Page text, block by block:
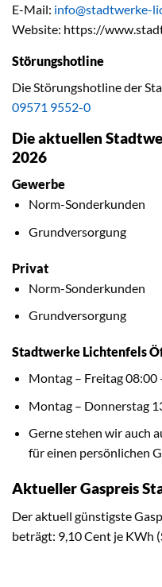
E-Mail: info@stadtwerke-
Website: https://
Störungshotline
Die Störungshotline der
09571 9552-0
Die aktuellen
2026
Gewerbe
Norm-Sonderkunden
Grundversorgung
Privat
Norm-Sonderkunden
Grundversorgung
Stadtwerke Lichtenfels
Montag – Freitag 08:00
Montag – Donnerstag
Gerne stehen wir auch
für einen persönlichen
Aktueller Gaspreis
Der aktuell günstigste
beträgt: 9,10 Cent je KWh